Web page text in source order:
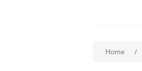
Home /